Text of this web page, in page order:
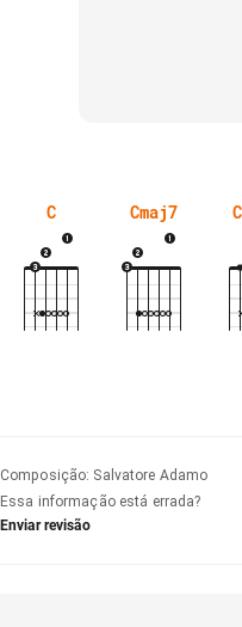
C Cmaj7
Composição: Salvatore Adamo
Essa informação está errada?
Enviar revisão